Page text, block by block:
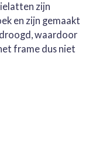
zijn
en zijn gemaakt
waardoor
frame dus niet